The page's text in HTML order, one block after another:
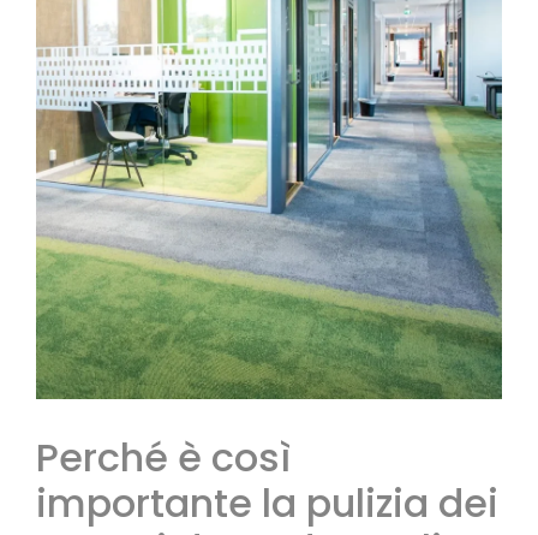
Perché è così
importante la pulizia dei